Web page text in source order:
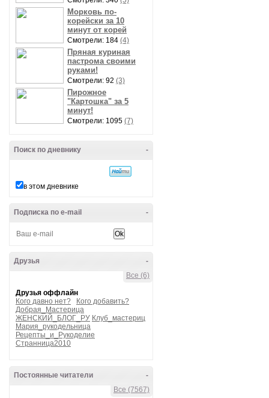
Морковь по-
корейски за 10
минут от корей
Смотрели: 184 (4)
Пряная куриная
пастрома своими
руками!
Смотрели: 92 (3)
Пирожное
"Картошка" за 5
минут!
Смотрели: 1095 (7)
-
Поиск по дневнику
в этом дневнике
-
Подписка по e-mail
-
Друзья
Все (6)
Друзья оффлайн
Кого давно нет?
Кого добавить?
Добрая_Мастерица
ЖЕНСКИЙ_БЛОГ_РУ Клуб_мастериц
Мария_рукодельница
Рецепты_и_Рукоделие
Странница2010
-
Постоянные читатели
Все (7567)